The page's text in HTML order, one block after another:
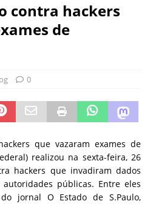
contra hackers
de
0
que vazaram exames de
realizou na sexta-feira, 26
hackers que invadiram dados
públicas. Entre eles
jornal O Estado de S.Paulo,